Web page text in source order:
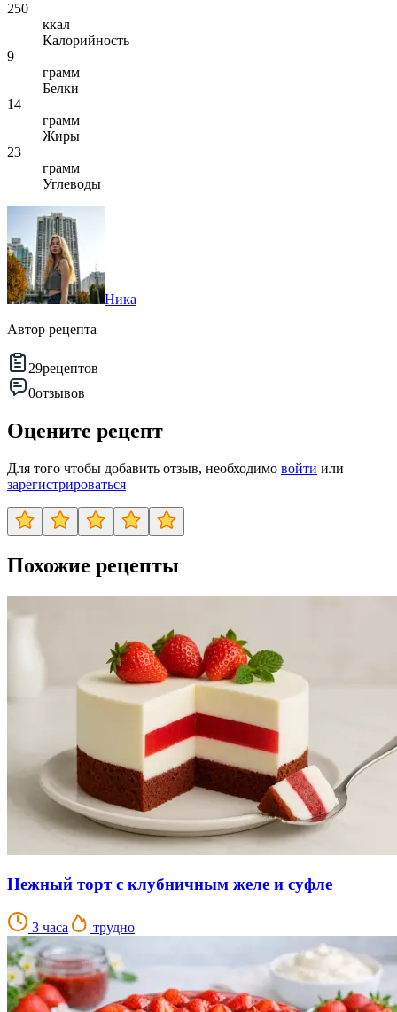
250
ккал
Калорийность
9
грамм
Белки
14
грамм
Жиры
23
грамм
Углеводы
Ника
Автор рецепта
29рецептов
0отзывов
Оцените рецепт
Для того чтобы добавить отзыв, необходимо войти или
зарегистрироваться
Похожие рецепты
Нежный торт с клубничным желе и суфле
3 часа трудно